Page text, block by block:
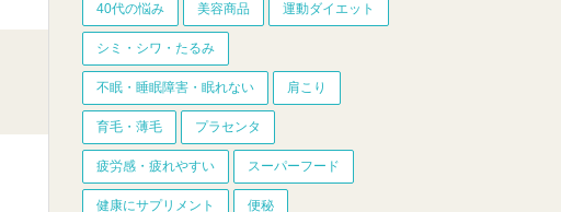
40代の悩み 美容商品 運動ダイエット
シミ・シワ・たるみ
不眠・睡眠障害・眠れない 肩こり
育毛・薄毛 プラセンタ
疲労感・疲れやすい スーパーフード
健康にサプリメント 便秘